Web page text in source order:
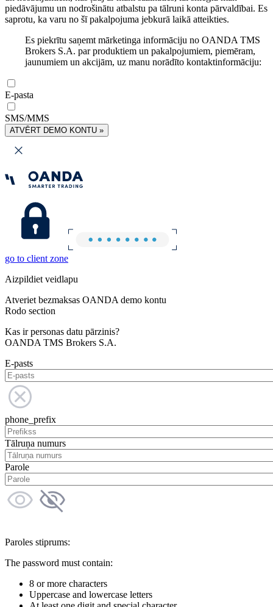
piedāvājumu un nodrošinātu atbalstu pa tālruni konta pārvaldībai. Es
saprotu, ka varu no šī pakalpojuma jebkurā laikā atteikties.
Es piekrītu saņemt mārketinga informāciju no OANDA TMS
Brokers S.A. par produktiem un pakalpojumiem, piemēram,
jaunumiem un akcijām, uz manu norādīto kontaktinformāciju:
E-pasta
SMS/MMS
ATVĒRT DEMO KONTU »
go to client zone
Aizpildiet veidlapu
Atveriet bezmaksas OANDA demo kontu
Rodo section
Kas ir personas datu pārzinis?
OANDA TMS Brokers S.A.
E-pasts
phone_prefix
Tālruņa numurs
Parole
Paroles stiprums:
The password must contain:
8 or more characters
Uppercase and lowercase letters